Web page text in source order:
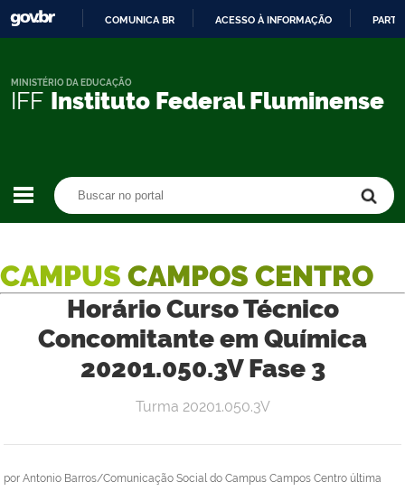
CONTEÚDO
COMUNICA BR ACESSO À INFORMAÇÃO
IFF Instituto Federal Fluminense
MINISTÉRIO DA EDUCAÇÃO
CAMPUS CAMPOS CENTRO
Horário Curso Técnico
Concomitante em Química
20201.050.3V Fase 3
por Antonio Barros/Comunicação Social do Campus Campos Centro última
Turma 20201.050.3V